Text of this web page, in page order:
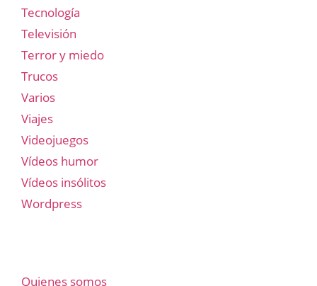
Tecnología
Televisión
Terror y miedo
Trucos
Varios
Viajes
Videojuegos
Vídeos humor
Vídeos insólitos
Wordpress
Quienes somos